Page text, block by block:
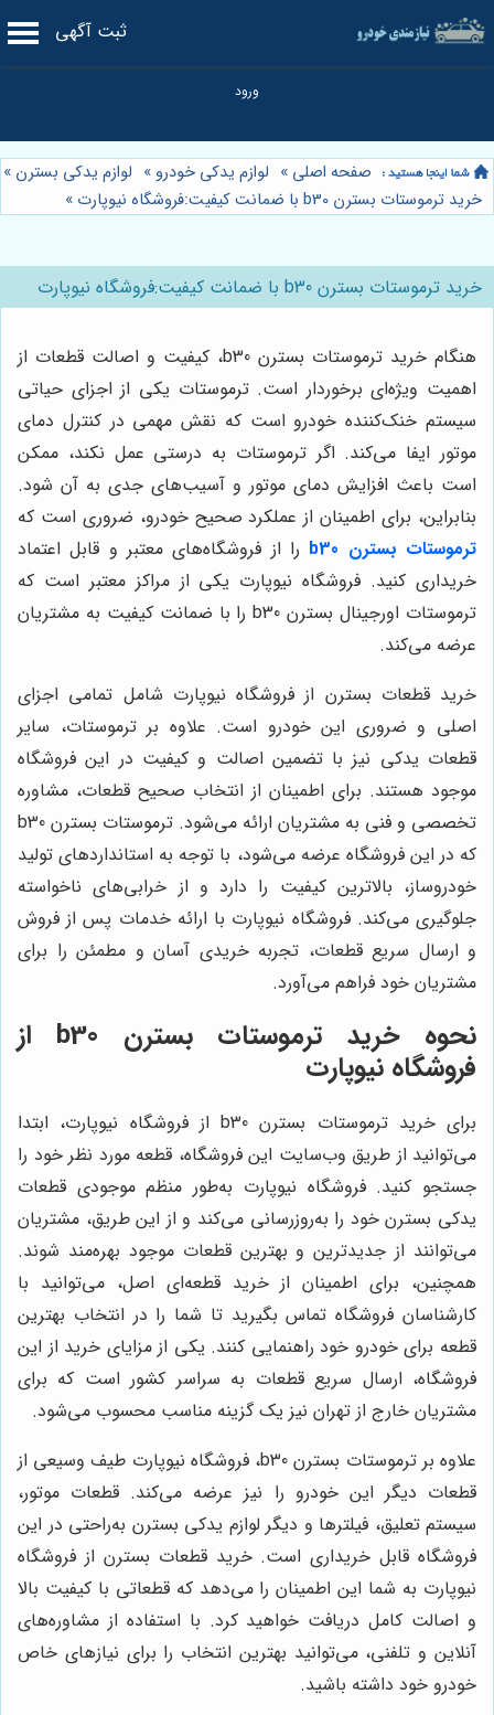
ثبت آگهی
صفحه اصلی » لوازم یدکی خودرو » لوازم یدکی بسترن »
خرید ترموستات بسترن b30 با ضمانت کیفیت:فروشگاه نیوپارت
»
خرید ترموستات بسترن b30 با ضمانت کیفیت:فروشگاه نیوپارت
هنگام خرید ترموستات بسترن b30، کیفیت و اصالت قطعات از
اهمیت ویژه‌ای برخوردار است. ترموستات یکی از اجزای حیاتی
سیستم خنک‌کننده خودرو است که نقش مهمی در کنترل دمای
موتور ایفا می‌کند. اگر ترموستات به درستی عمل نکند، ممکن
است باعث افزایش دمای موتور و آسیب‌های جدی به آن شود.
بنابراین، برای اطمینان از عملکرد صحیح خودرو، ضروری است که
ترموستات بسترن b30
را از فروشگاه‌های معتبر و قابل اعتماد
خریداری کنید. فروشگاه نیوپارت یکی از مراکز معتبر است که
ترموستات اورجینال بسترن b30 را با ضمانت کیفیت به مشتریان
عرضه می‌کند.
خرید قطعات بسترن از فروشگاه نیوپارت شامل تمامی اجزای
اصلی و ضروری این خودرو است. علاوه بر ترموستات، سایر
قطعات یدکی نیز با تضمین اصالت و کیفیت در این فروشگاه
موجود هستند. برای اطمینان از انتخاب صحیح قطعات، مشاوره
تخصصی و فنی به مشتریان ارائه می‌شود. ترموستات بسترن b30
که در این فروشگاه عرضه می‌شود، با توجه به استانداردهای تولید
خودروساز، بالاترین کیفیت را دارد و از خرابی‌های ناخواسته
جلوگیری می‌کند. فروشگاه نیوپارت با ارائه خدمات پس از فروش
و ارسال سریع قطعات، تجربه خریدی آسان و مطمئن را برای
مشتریان خود فراهم می‌آورد.
نحوه خرید ترموستات بسترن b30 از
فروشگاه نیوپارت
برای خرید ترموستات بسترن b30 از فروشگاه نیوپارت، ابتدا
می‌توانید از طریق وب‌سایت این فروشگاه، قطعه مورد نظر خود را
جستجو کنید. فروشگاه نیوپارت به‌طور منظم موجودی قطعات
یدکی بسترن خود را به‌روزرسانی می‌کند و از این طریق، مشتریان
می‌توانند از جدیدترین و بهترین قطعات موجود بهره‌مند شوند.
همچنین، برای اطمینان از خرید قطعه‌ای اصل، می‌توانید با
کارشناسان فروشگاه تماس بگیرید تا شما را در انتخاب بهترین
قطعه برای خودرو خود راهنمایی کنند. یکی از مزایای خرید از این
فروشگاه، ارسال سریع قطعات به سراسر کشور است که برای
مشتریان خارج از تهران نیز یک گزینه مناسب محسوب می‌شود.
علاوه بر ترموستات بسترن b30، فروشگاه نیوپارت طیف وسیعی از
قطعات دیگر این خودرو را نیز عرضه می‌کند. قطعات موتور،
سیستم تعلیق، فیلترها و دیگر لوازم یدکی بسترن به‌راحتی در این
فروشگاه قابل خریداری است. خرید قطعات بسترن از فروشگاه
نیوپارت به شما این اطمینان را می‌دهد که قطعاتی با کیفیت بالا
و اصالت کامل دریافت خواهید کرد. با استفاده از مشاوره‌های
آنلاین و تلفنی، می‌توانید بهترین انتخاب را برای نیازهای خاص
خودرو خود داشته باشید.